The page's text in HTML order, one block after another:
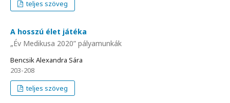
teljes szöveg
A hosszú élet játéka
„Év Medikusa 2020” pályamunkák
Bencsik Alexandra Sára
203-208
teljes szöveg